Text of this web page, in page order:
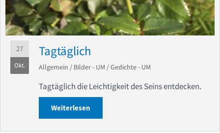
27
Okt.
Tagtäglich
Allgemein / Bilder - UM /Gedichte - UM
Tagtäglich die Leichtigkeit des Seins entdecken.
Weiterlesen